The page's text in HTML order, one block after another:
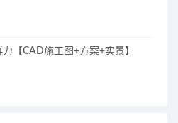
力【CAD施工图+方案+实景】